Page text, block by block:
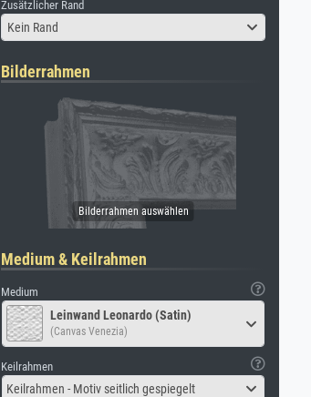
Zusätzlicher Rand
Kein Rand
Bilderrahmen
Medium & Keilrahmen
Medium
Leinwand Leonardo (Satin)
(Canvas Venezia)
Keilrahmen
Keilrahmen - Motiv seitlich gespiegelt